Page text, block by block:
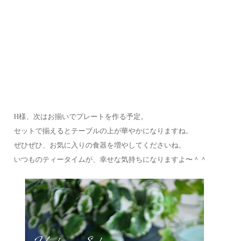
H様、次はお揃いでプレートを作る予定。
セットで揃えるとテーブルの上が華やかになりますね。
ぜひぜひ、お気に入りの食器を増やしてくださいね。
いつものティータイムが、幸せな気持ちになりますよ〜＾＾